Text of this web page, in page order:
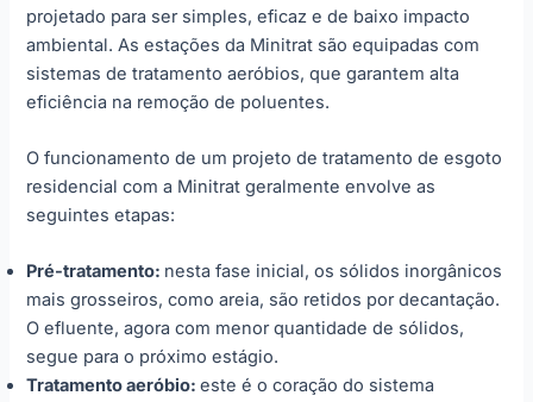
projetado para ser simples, eficaz e de baixo impacto
ambiental. As estações da Minitrat são equipadas com
sistemas de tratamento aeróbios, que garantem alta
eficiência na remoção de poluentes.
O funcionamento de um projeto de tratamento de esgoto
residencial com a Minitrat geralmente envolve as
seguintes etapas:
Pré-tratamento: nesta fase inicial, os sólidos inorgânicos
mais grosseiros, como areia, são retidos por decantação.
O efluente, agora com menor quantidade de sólidos,
segue para o próximo estágio.
Tratamento aeróbio:este é o coração do sistema